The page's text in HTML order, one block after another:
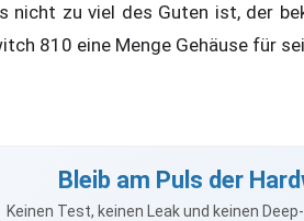
nicht zu viel des Guten ist, der
810 eine Menge Gehäuse für
Bleib am Puls der
Keinen Test, keinen Leak und keinen